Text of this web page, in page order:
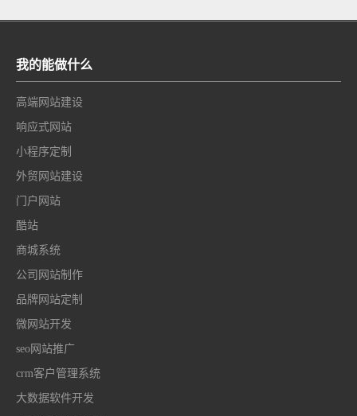
我的能做什么
高端网站建设
响应式网站
小程序定制
外贸网站建设
门户网站
酷站
商城系统
公司网站制作
品牌网站定制
微网站开发
seo网站推广
crm客户管理系统
大数据软件开发